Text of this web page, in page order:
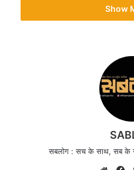
इस बार बिहार में
25 नेता ऐसे थे, जो बिहार
विधायक बने और अब उन्हें
है। लेकिन दीपक प्रकाश
कैबिनेट मंत्री बन गए।
Show
सबलोग : सच के साथ, सब के